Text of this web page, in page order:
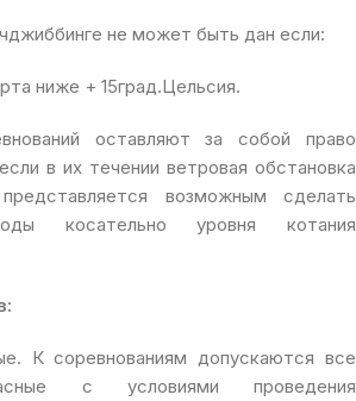
не может быть дан если:
ниже + 15град.Цельсия.
оставляют за собой право
в их течении ветровая обстановка
возможным сделать
косательно уровня котания
К соревнованиям допускаются все
с условиями проведения